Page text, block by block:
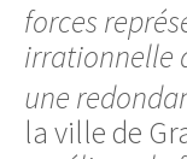
forces
irrationnelle
une
la ville de